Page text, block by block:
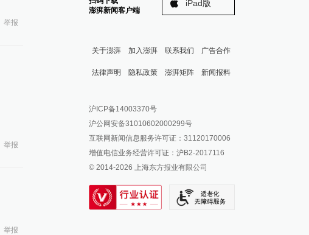
举报
举报
举报
澎湃新闻客户端
iPad版
关于澎湃 加入澎湃 联系我们 广告合作
法律声明 隐私政策 澎湃矩阵
澎湃新闻公众号
澎湃新闻抖音号
派生万物开放平台
IP SHANGHAI
SIXTH TONE
新闻报料
报料邮箱: news@thepaper.cn
沪ICP备14003370号
沪公网安备31010602000299号
互联网新闻信息服务许可证：31120170006
增值电信业务经营许可证：沪B2-2017116
© 2014-2026 上海东方报业有限公司